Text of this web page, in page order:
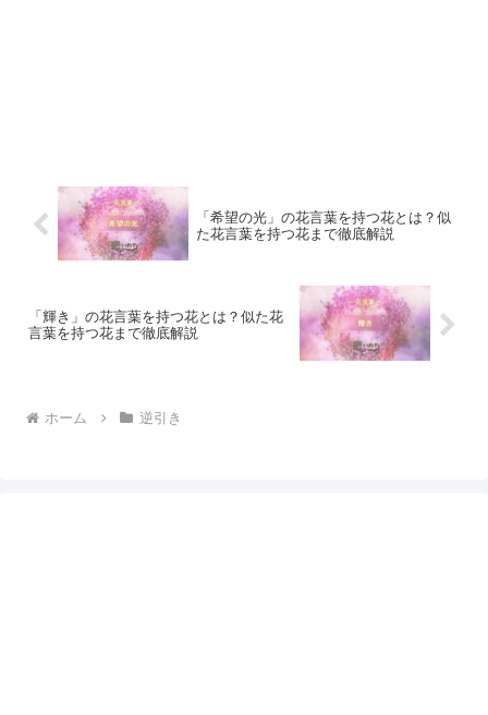
「希望の光」の花言葉を持つ花とは？似
た花言葉を持つ花まで徹底解説
「輝き」の花言葉を持つ花とは？似た花
言葉を持つ花まで徹底解説
ホーム 逆引き